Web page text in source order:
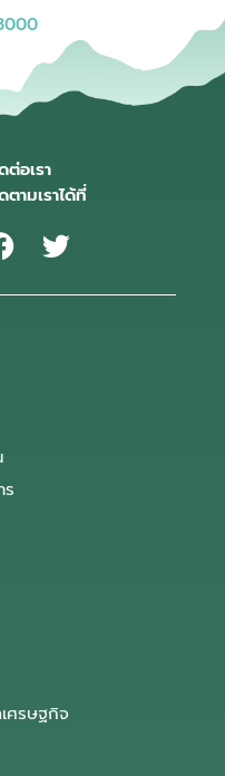
ต่อเรา
ตามเราได้ที่
ศรษฐกิจ